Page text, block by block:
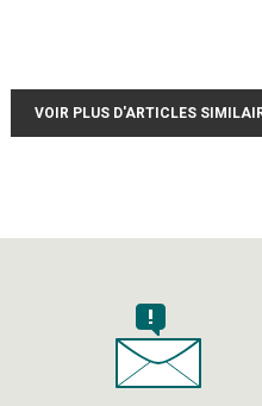
VOIR PLUS D'ARTICLES